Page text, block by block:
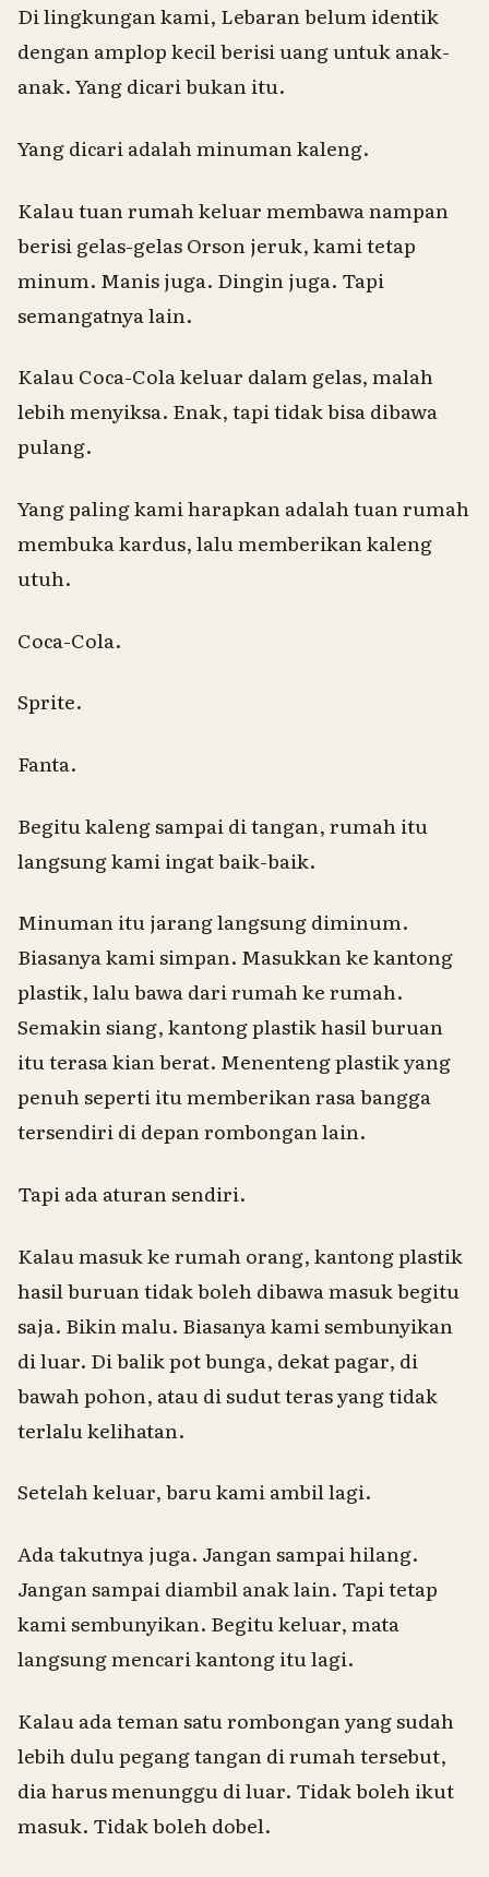
Di lingkungan kami, Lebaran belum identik
dengan amplop kecil berisi uang untuk anak-
anak. Yang dicari bukan itu.
Yang dicari adalah minuman kaleng.
Kalau tuan rumah keluar membawa nampan
berisi gelas-gelas Orson jeruk, kami tetap
minum. Manis juga. Dingin juga. Tapi
semangatnya lain.
Kalau Coca-Cola keluar dalam gelas, malah
lebih menyiksa. Enak, tapi tidak bisa dibawa
pulang.
Yang paling kami harapkan adalah tuan rumah
membuka kardus, lalu memberikan kaleng
utuh.
Coca-Cola.
Sprite.
Fanta.
Begitu kaleng sampai di tangan, rumah itu
langsung kami ingat baik-baik.
Minuman itu jarang langsung diminum.
Biasanya kami simpan. Masukkan ke kantong
plastik, lalu bawa dari rumah ke rumah.
Semakin siang, kantong plastik hasil buruan
itu terasa kian berat. Menenteng plastik yang
penuh seperti itu memberikan rasa bangga
tersendiri di depan rombongan lain.
Tapi ada aturan sendiri.
Kalau masuk ke rumah orang, kantong plastik
hasil buruan tidak boleh dibawa masuk begitu
saja. Bikin malu. Biasanya kami sembunyikan
di luar. Di balik pot bunga, dekat pagar, di
bawah pohon, atau di sudut teras yang tidak
terlalu kelihatan.
Setelah keluar, baru kami ambil lagi.
Ada takutnya juga. Jangan sampai hilang.
Jangan sampai diambil anak lain. Tapi tetap
kami sembunyikan. Begitu keluar, mata
langsung mencari kantong itu lagi.
Kalau ada teman satu rombongan yang sudah
lebih dulu pegang tangan di rumah tersebut,
dia harus menunggu di luar. Tidak boleh ikut
masuk. Tidak boleh dobel.